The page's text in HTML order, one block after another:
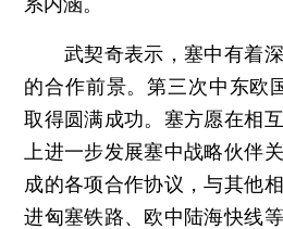
武契奇表示，塞中有着深
的合作前景。第三次中东欧
取得圆满成功。塞方愿在相
上进一步发展塞中战略伙伴
成的各项合作协议，与其他
进匈塞铁路、欧中陆海快线